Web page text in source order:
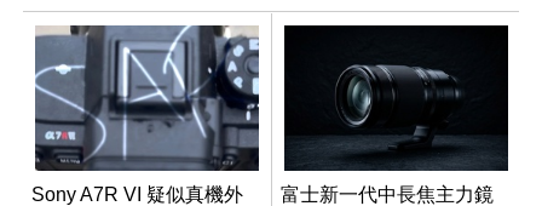
Sony A7R VI 疑似真機外
富士新一代中長焦主力鏡